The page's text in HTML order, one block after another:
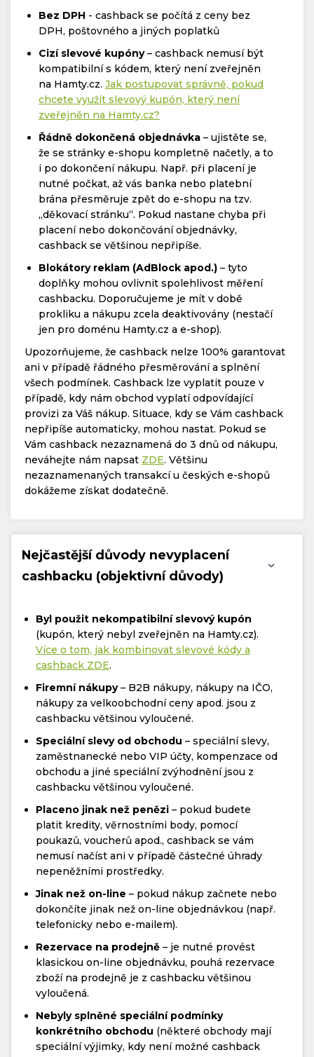
Bez DPH - cashback se počítá z ceny bez
DPH, poštovného a jiných poplatků
Cizí slevové kupóny– cashback nemusí být
kompatibilní s kódem, který není zveřejněn
na Hamty.cz. Jak postupovat správně, pokud
chcete využít slevový kupón, který není
zveřejněn na Hamty.cz?
Řádně dokončená objednávka – ujistěte se,
že se stránky e-shopu kompletně načetly, a to
i po dokončení nákupu. Např. při placení je
nutné počkat, až vás banka nebo platební
brána přesměruje zpět do e-shopu na tzv.
„děkovací stránku“. Pokud nastane chyba při
placení nebo dokončování objednávky,
cashback se většinou nepřipíše.
Blokátory reklam (AdBlock apod.) – tyto
doplňky mohou ovlivnit spolehlivost měření
cashbacku. Doporučujeme je mít v době
prokliku a nákupu zcela deaktivovány (nestačí
jen pro doménu Hamty.cz a e-shop).
Upozorňujeme, že cashback nelze 100% garantovat
ani v případě řádného přesměrování a splnění
všech podmínek. Cashback lze vyplatit pouze v
případě, kdy nám obchod vyplatí odpovídající
provizi za Váš nákup. Situace, kdy se Vám cashback
nepřipíše automaticky, mohou nastat. Pokud se
Vám cashback nezaznamená do 3 dnů od nákupu,
neváhejte nám napsat ZDE. Většinu
nezaznamenaných transakcí u českých e-shopů
dokážeme získat dodatečně.
Nejčastější důvody nevyplacení
cashbacku (objektivní důvody)
Byl použit nekompatibilní slevový kupón
(kupón, který nebyl zveřejněn na Hamty.cz).
Více o tom, jak kombinovat slevové kódy a
cashback ZDE.
Firemní nákupy– B2B nákupy, nákupy na IČO,
nákupy za velkoobchodní ceny apod. jsou z
cashbacku většinou vyloučené.
Speciální slevy od obchodu – speciální slevy,
zaměstnanecké nebo VIP účty, kompenzace od
obchodu a jiné speciální zvýhodnění jsou z
cashbacku většinou vyloučené.
Placeno jinak než penězi – pokud budete
platit kredity, věrnostními body, pomocí
poukazů, voucherů apod., cashback se vám
nemusí načíst ani v případě částečné úhrady
nepeněžními prostředky.
Jinak než on-line – pokud nákup začnete nebo
dokončíte jinak než on-line objednávkou (např.
telefonicky nebo e-mailem).
Rezervace na prodejně – je nutné provést
klasickou on-line objednávku, pouhá rezervace
zboží na prodejně je z cashbacku většinou
vyloučená.
Nebyly splněné speciální podmínky
konkrétního obchodu (některé obchody mají
speciální výjimky, kdy není možné cashback